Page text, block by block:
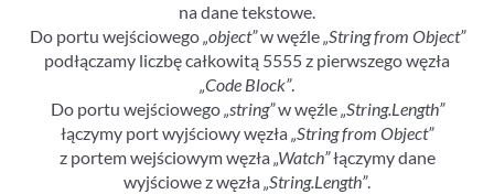
na dane tekstowe.
Do portu wejściowego„object”w węźle„String from Object”
podłączamy liczbę całkowitą 5555 z pierwszego węzła
„Code Block”.
Do portu wejściowego„string”w węźle„String.Length”
łączymy port wyjściowy węzła„String from Object”
z portem wejściowym węzła„Watch”łączymy dane
wyjściowe z węzła„String.Length”.